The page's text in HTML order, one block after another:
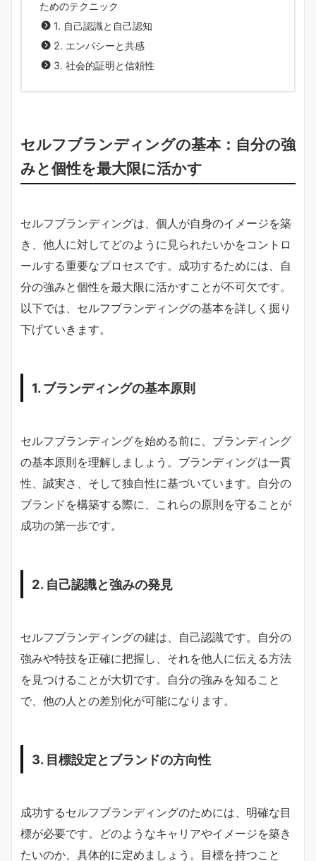
ためのテクニック
1. 自己認識と自己認知
2. エンパシーと共感
3. 社会的証明と信頼性
セルフブランディングの基本：自分の強
みと個性を最大限に活かす
セルフブランディングは、個人が自身のイメージを築
き、他人に対してどのように見られたいかをコントロ
ールする重要なプロセスです。成功するためには、自
分の強みと個性を最大限に活かすことが不可欠です。
以下では、セルフブランディングの基本を詳しく掘り
下げていきます。
1. ブランディングの基本原則
セルフブランディングを始める前に、ブランディング
の基本原則を理解しましょう。ブランディングは一貫
性、誠実さ、そして独自性に基づいています。自分の
ブランドを構築する際に、これらの原則を守ることが
成功の第一歩です。
2. 自己認識と強みの発見
セルフブランディングの鍵は、自己認識です。自分の
強みや特技を正確に把握し、それを他人に伝える方法
を見つけることが大切です。自分の強みを知ること
で、他の人との差別化が可能になります。
3. 目標設定とブランドの方向性
成功するセルフブランディングのためには、明確な目
標が必要です。どのようなキャリアやイメージを築き
たいのか、具体的に定めましょう。目標を持つこと